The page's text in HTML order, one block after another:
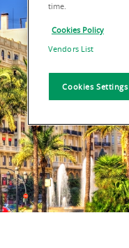
time.
Cookies Policy
Vendors List
Cookies Settings